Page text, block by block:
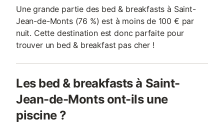
Une grande partie des bed & breakfasts à Saint-
Jean-de-Monts (76 %) est à moins de 100 € par
nuit. Cette destination est donc parfaite pour
trouver un bed & breakfast pas cher !
Les bed & breakfasts à Saint-
Jean-de-Monts ont-ils une
piscine ?